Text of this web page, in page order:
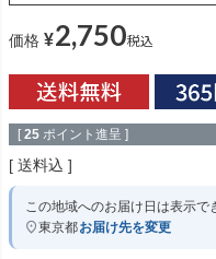
価格 ¥2,750税込
[ 25 ポイント進呈 ]
送料込
この地域へのお届け日は表示で
東京都お届け先を変更